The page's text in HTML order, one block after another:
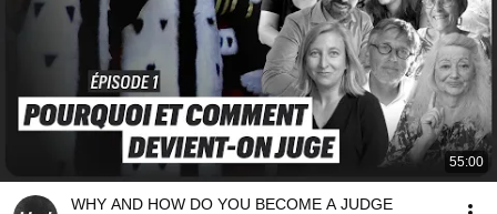
55:00
WHY AND HOW DO YOU BECOME A JUDGE